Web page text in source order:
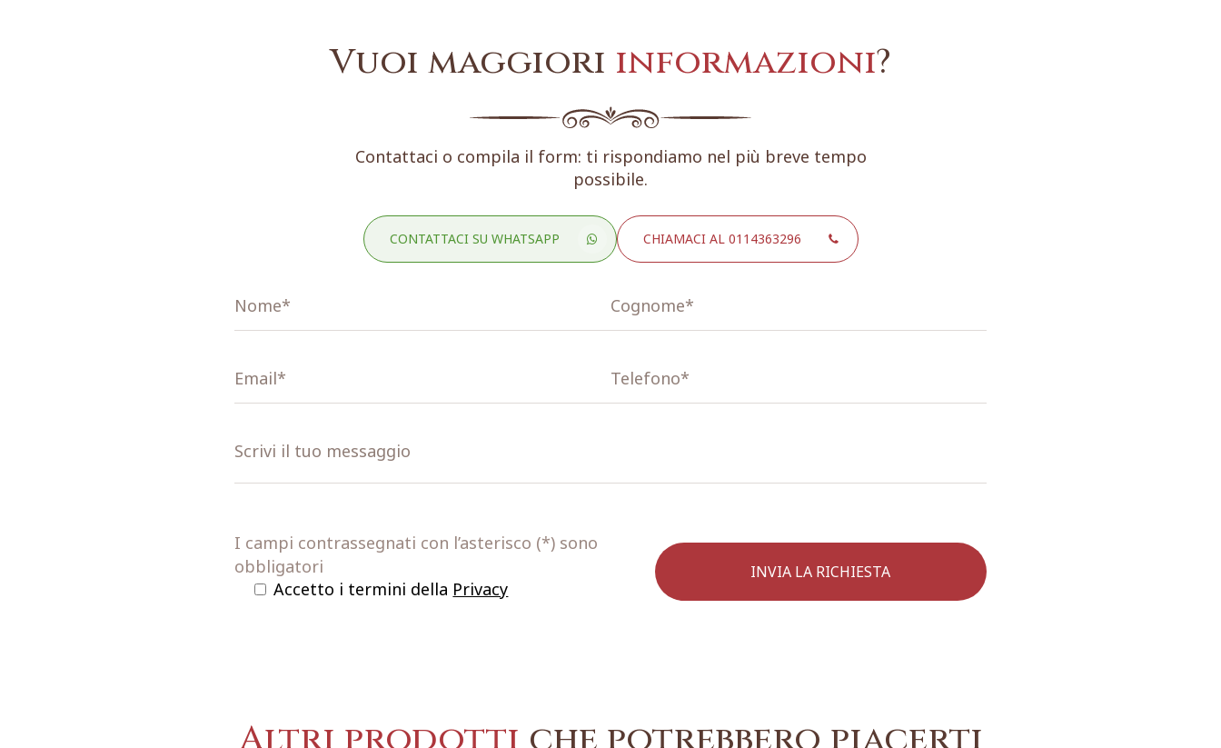
Vuoi maggiori informazioni?
Contattaci o compila il form: ti rispondiamo nel più breve tempo
possibile.
CONTATTACI SU WHATSAPP CHIAMACI AL 0114363296
I campi contrassegnati con l’asterisco (*) sono
obbligatori
Accetto i termini della Privacy